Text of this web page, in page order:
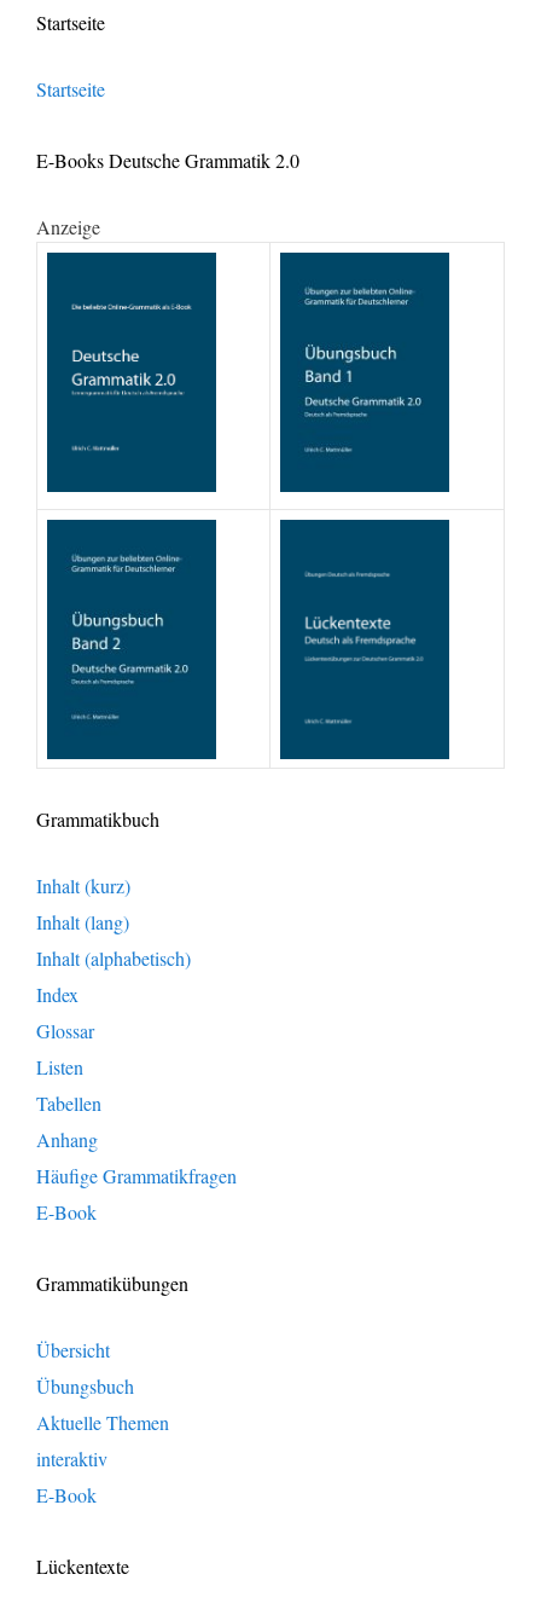
Startseite
Startseite
E-Books Deutsche Grammatik 2.0
Anzeige
Grammatikbuch
Inhalt (kurz)
Inhalt (lang)
Inhalt (alphabetisch)
Index
Glossar
Listen
Tabellen
Anhang
Häufige Grammatikfragen
E-Book
Grammatikübungen
Übersicht
Übungsbuch
Aktuelle Themen
interaktiv
E-Book
Lückentexte